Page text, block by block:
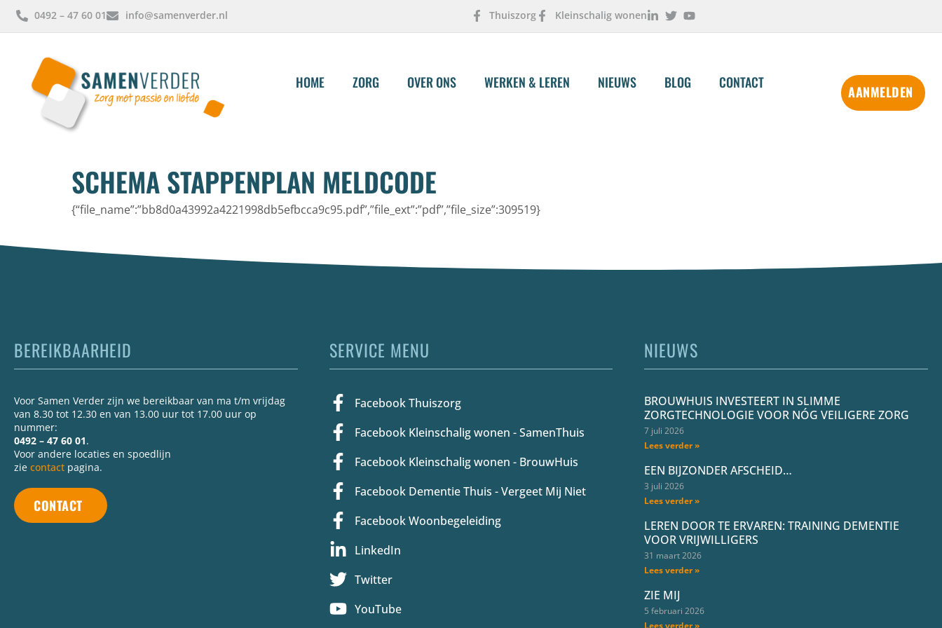
0492 – 47 60 01 info@samenverder.nl Thuiszorg Kleinschalig wonen
HOME ZORG OVER ONS WERKEN & LEREN NIEUWS BLOG CONTACT
AANMELDEN
SCHEMA STAPPENPLAN MELDCODE
{“file_name”:”bb8d0a43992a4221998db5efbcca9c95.pdf”,”file_ext”:”pdf”,”file_size”:309519}
BEREIKBAARHEID
Voor Samen Verder zijn we bereikbaar van ma t/m vrijdag
van 8.30 tot 12.30 en van 13.00 uur tot 17.00 uur op
nummer:
0492 – 47 60 01.
Voor andere locaties en spoedlijn
zie contact pagina.
CONTACT
SERVICE MENU
Facebook Thuiszorg
Facebook Kleinschalig wonen - SamenThuis
Facebook Kleinschalig wonen - BrouwHuis
Facebook Dementie Thuis - Vergeet Mij Niet
Facebook Woonbegeleiding
LinkedIn
Twitter
YouTube
NIEUWS
BROUWHUIS INVESTEERT IN SLIMME
ZORGTECHNOLOGIE VOOR NÓG VEILIGERE ZORG
7 juli 2026
Lees verder »
EEN BIJZONDER AFSCHEID…
3 juli 2026
Lees verder »
LEREN DOOR TE ERVAREN: TRAINING DEMENTIE
VOOR VRIJWILLIGERS
31 maart 2026
Lees verder »
ZIE MIJ
5 februari 2026